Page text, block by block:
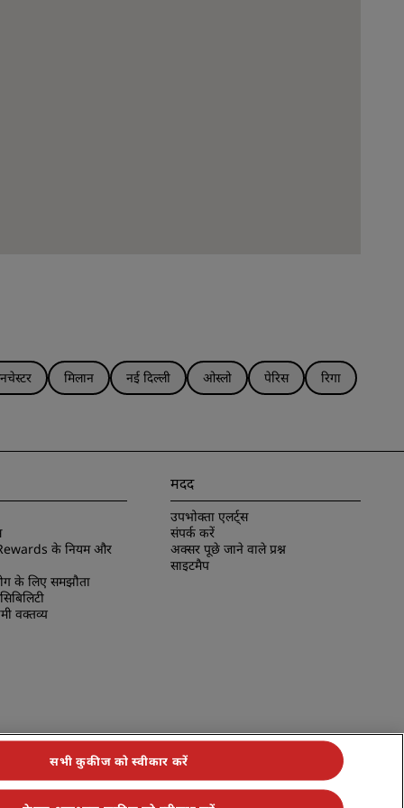
मिलान नई दिल्ली ओस्लो पेरिस
रिगा
के नियम और
के लिए समझौता
वक्तव्य
मदद
उपभोक्ता एलर्ट्स
संपर्क करें
अक्सर पूछे जाने वाले प्रश्न
साइटमैप
सभी कुकीज को स्वीकार करें